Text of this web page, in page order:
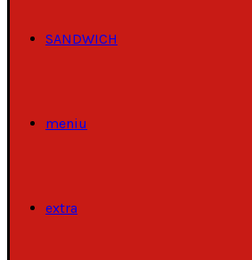
SANDWICH
meniu
extra